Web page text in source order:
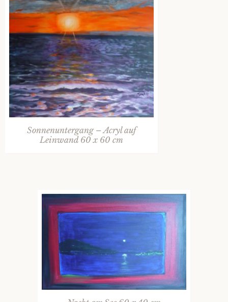
Sonnenuntergang – Acryl auf
Leinwand 60 x 60 cm